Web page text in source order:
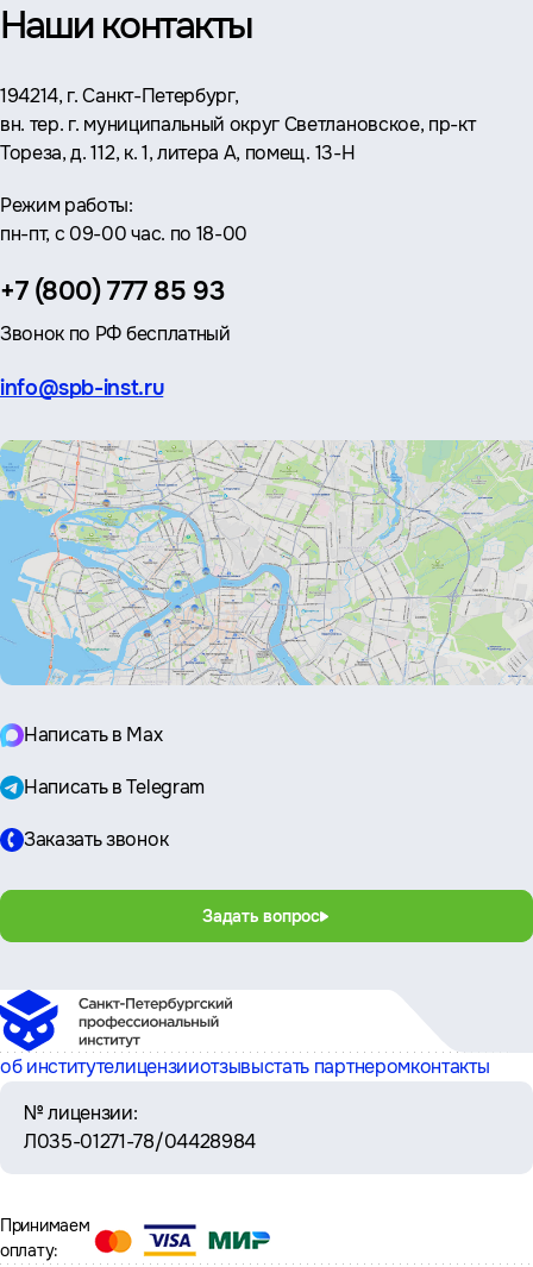
Наши контакты
Адрес:
194214, г. Санкт-Петербург,
вн. тер. г. муниципальный округ Светлановское, пр-кт
Тореза, д. 112, к. 1, литера А, помещ. 13-Н
Режим работы:
пн-пт, с 09-00 час. по 18-00
Телефон:
+7 (800) 777 85 93
Звонок по РФ бесплатный
Эл.
info@spb-inst.ru
Написать в Max
Написать в Telegram
Заказать звонок
Задать вопрос
об институтелицензииотзывыстать партнеромконтакты
№ лицензии:
Л035-01271-78/04428984
Принимаем
оплату: